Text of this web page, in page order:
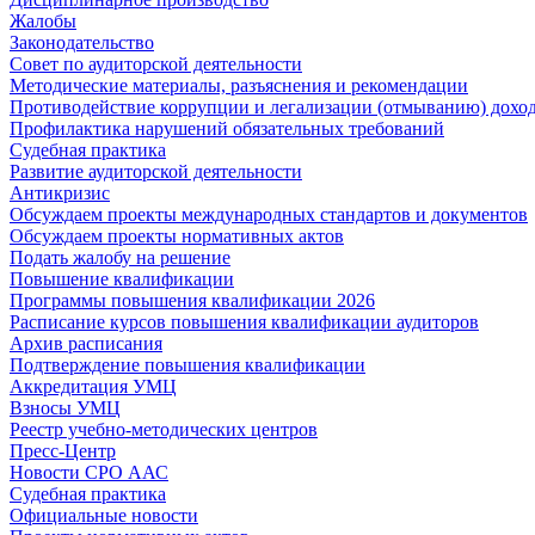
Жалобы
Законодательство
Совет по аудиторской деятельности
Методические материалы, разъяснения и рекомендации
Противодействие коррупции и легализации (отмыванию)
Профилактика нарушений обязательных требований
Судебная практика
Развитие аудиторской деятельности
Антикризис
Обсуждаем проекты международных стандартов и документов
Обсуждаем проекты нормативных актов
Подать жалобу на решение
Повышение квалификации
Программы повышения квалификации 2026
Расписание курсов повышения квалификации аудиторов
Архив расписания
Подтверждение повышения квалификации
Аккредитация УМЦ
Взносы УМЦ
Реестр учебно-методических центров
Пресс-Центр
Новости СРО ААС
Судебная практика
Официальные новости